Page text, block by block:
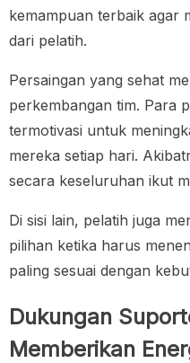
kemampuan terbaik agar
dari pelatih.
Persaingan yang sehat
perkembangan tim. Para
termotivasi untuk
mereka setiap hari.
secara keseluruhan ikut
Di sisi lain, pelatih juga
pilihan ketika harus
paling sesuai dengan
Dukungan
Memberikan